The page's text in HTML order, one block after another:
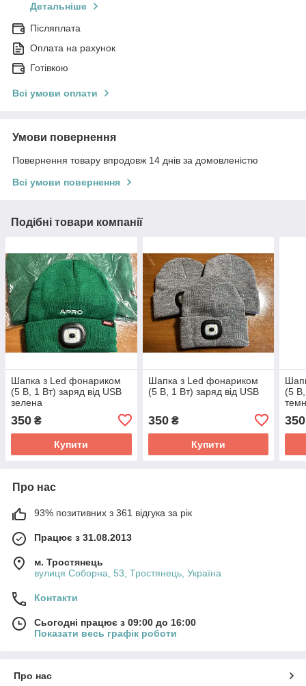
Детальніше
Післяплата
Оплата на рахунок
Готівкою
Всі умови оплати
Умови повернення
Повернення товару впродовж 14 днів за домовленістю
Всі умови повернення
Подібні товари компанії
Шапка з Led фонариком
(5 В, 1 Вт) заряд від USB
зелена
350 ₴
Купити
Шапка з Led фонариком
(5 В, 1 Вт) заряд від USB
350₴
Купити
(5
350
Про нас
93% позитивних з 361 відгука за рік
Працює з 31.08.2013
м. Тростянець
вулиця Соборна, 53, Тростянець, Україна
Контакти
Сьогодні працює з 09:00 до 16:00
Показати весь графік роботи
Про нас